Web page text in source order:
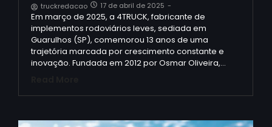
truckredacao 17 de abril de 2025 -
Em março de 2025, a 4TRUCK, fabricante de
implementos rodoviários leves, sediada em
Guarulhos (SP), comemorou 13 anos de uma
trajetória marcada por crescimento constante e
inovação. Fundada em 2012 por Osmar Oliveira,…